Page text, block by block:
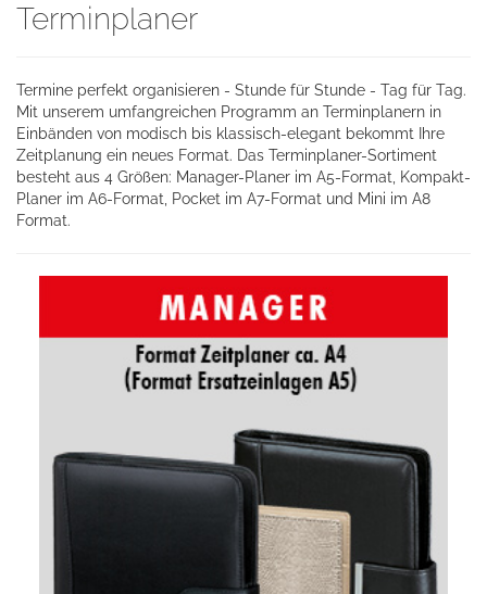
Terminplaner
Termine perfekt organisieren - Stunde für Stunde - Tag für Tag.
Mit unserem umfangreichen Programm an Terminplanern in
Einbänden von modisch bis klassisch-elegant bekommt Ihre
Zeitplanung ein neues Format. Das Terminplaner-Sortiment
besteht aus 4 Größen: Manager-Planer im A5-Format, Kompakt-
Planer im A6-Format, Pocket im A7-Format und Mini im A8
Format.